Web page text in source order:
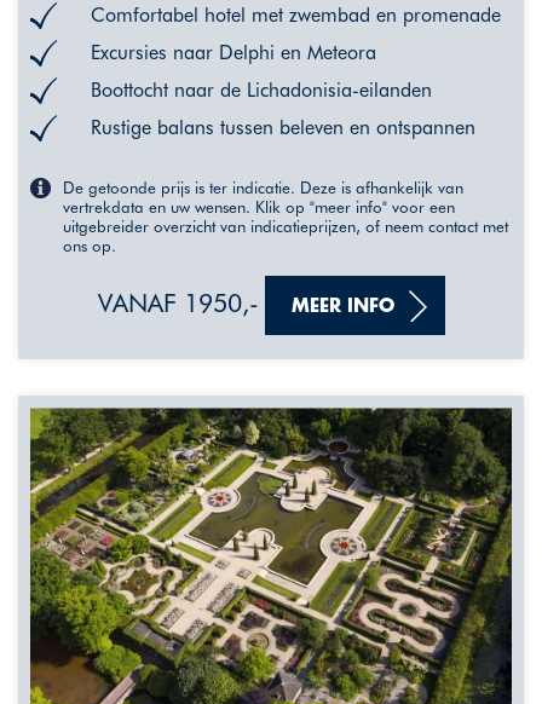
Comfortabel hotel met zwembad en promenade
Excursies naar Delphi en Meteora
Boottocht naar de Lichadonisia-eilanden
Rustige balans tussen beleven en ontspannen
De getoonde prijs is ter indicatie. Deze is afhankelijk van
vertrekdata en uw wensen. Klik op "meer info" voor een
uitgebreider overzicht van indicatieprijzen, of neem contact met
ons op.
VANAF 1950,- MEER INFO